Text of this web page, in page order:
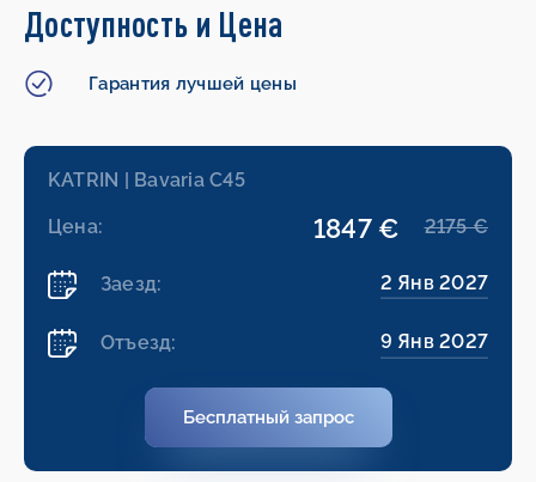
Доступность и Цена
Гарантия лучшей цены
KATRIN | Bavaria C45
Цена: 1847 € 2175 €
Заезд: 2 Янв 2027
Отъезд: 9 Янв 2027
Бесплатный запрос